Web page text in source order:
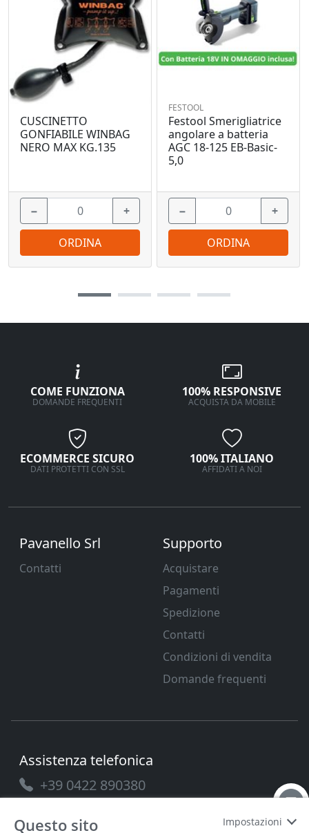
CUSCINETTO
GONFIABILE WINBAG
NERO MAX KG.135
− +
ORDINA
FESTOOL
Festool Smerigliatrice
angolare a batteria
AGC 18-125 EB-Basic-
5,0
− +
ORDINA
COME FUNZIONA
DOMANDE FREQUENTI
100% RESPONSIVE
ACQUISTA DA MOBILE
ECOMMERCE SICURO
DATI PROTETTI CON SSL
100% ITALIANO
AFFIDATI A NOI
Pavanello Srl
Contatti
Supporto
Acquistare
Pagamenti
Spedizione
Contatti
Condizioni di vendita
Domande frequenti
Assistenza telefonica
+39 0422 890380
Questo sito Impostazioni